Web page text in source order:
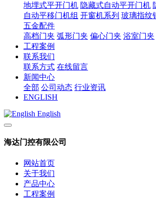
地埋式平开门机 隐藏式自动平开门机
自动平移门机组 开窗机系列 玻璃指纹
五金配件
高档门夹 弧形门夹 偏心门夹 浴室门夹
工程案例
联系我们
联系方式 在线留言
新闻中心
全部 公司动态 行业资讯
ENGLISH
English
海达门控有限公司
网站首页
关于我们
产品中心
工程案例